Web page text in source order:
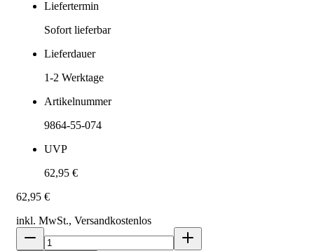
Liefertermin
Sofort lieferbar
Lieferdauer
1-2 Werktage
Artikelnummer
9864-55-074
UVP
62,95 €
62,95 €
inkl. MwSt., Versandkostenlos